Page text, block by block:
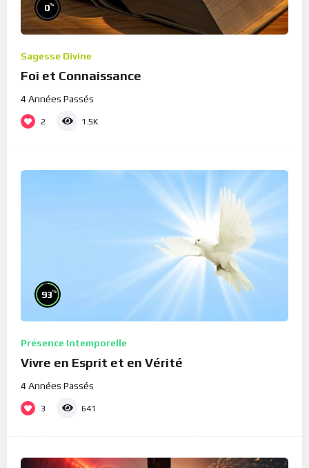
0%
Sagesse Divine
Foi et Connaissance
4 Années Passés
2 1.5K
93%
Présence Intemporelle
Vivre en Esprit et en Vérité
4 Années Passés
3 641